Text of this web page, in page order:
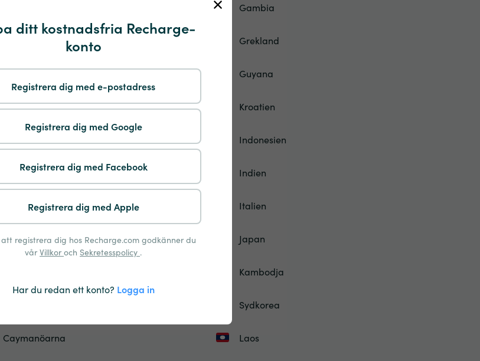
ditt kostnadsfria Recharge-
konto
Registrera dig med e-postadress
Registrera dig med Google
Registrera dig med Facebook
Registrera dig med Apple
registrera dig hos Recharge.com godkänner du
vår Villkor och Sekretesspolicy .
Har du redan ett konto? Logga in
Gambia
Grekland
Guinea-Bissau Guyana
Honduras Kroatien
Indonesien
Israel Indien
Island Italien
Jordanien Japan
Kambodja
Sydkorea
Caymanöarna Laos